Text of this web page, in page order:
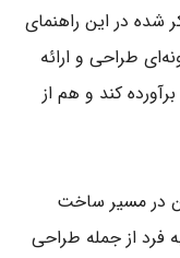
شده در این راهنمای
طراحی و ارائه
کند و هم از
در مسیر ساخت
فرد از جمله طراحی